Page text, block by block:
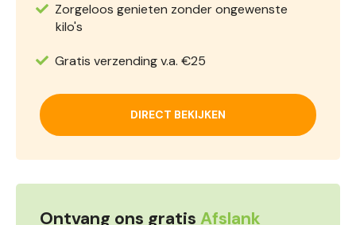
Zorgeloos genieten zonder ongewenste
kilo's
Gratis verzending v.a. €25
DIRECT BEKIJKEN
Ontvang ons gratis Afslank